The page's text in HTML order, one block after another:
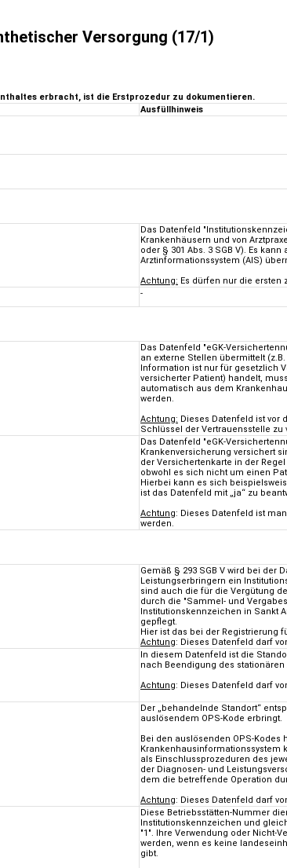
Versorgung (17/1)
erbracht, ist die Erstprozedur zu dokumentieren.
Ausfüllhinweis
Das Datenfeld
Krankenhäusern und von
oder § 301 Abs. 3 SGB V). Es
Arztinformationssystem (AIS)
Achtung: Es dürfen nur die ersten
-
Das Datenfeld "eGK-
an externe Stellen übermittelt
Information ist nur für gesetzlich
versicherter Patient) handelt,
automatisch aus dem
werden.
Achtung: Dieses Datenfeld ist vor
Schlüssel der Vertrauensstelle zu
Das Datenfeld "eGK-
Krankenversicherung versichert
der Versichertenkarte in der
obwohl es sich nicht um einen
Hierbei kann es sich
ist das Datenfeld mit „ja“ zu
Achtung: Dieses Datenfeld ist
werden.
Gemäß § 293 SGB V wird bei der
Leistungserbringern ein
sind auch die für die Vergütung
durch die "Sammel- und
Institutionskennzeichen in Sankt
gepflegt.
Hier ist das bei der Registrierung
Achtung: Dieses Datenfeld darf
In diesem Datenfeld ist die
nach Beendigung des
Achtung: Dieses Datenfeld darf
Der „behandelnde Standort“
auslösendem OPS-Kode erbringt.
Bei den auslösenden OPS-Kodes
Krankenhausinformationssystem
als Einschlussprozeduren des
der Diagnosen- und
dem die betreffende Operation
Achtung: Dieses Datenfeld darf
Diese Betriebsstätten-Nummer
Institutionskennzeichen und
"1". Ihre Verwendung oder Nicht-
werden, wenn es keine
gibt.